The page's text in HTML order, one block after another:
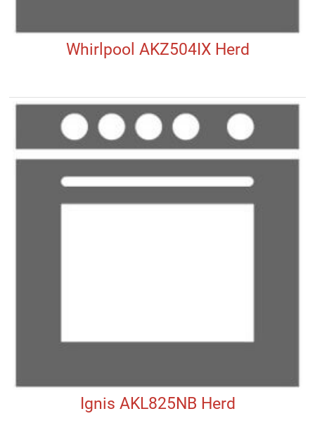
Whirlpool AKZ504IX Herd
Ignis AKL825NB Herd